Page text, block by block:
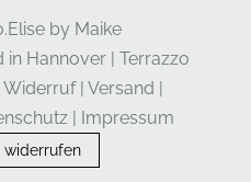
by Maike
in Hannover| Terrazzo
Widerruf| Versand |
| Impressum
widerrufen